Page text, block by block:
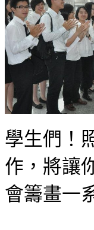
學生們！
作，將讓
會籌畫一